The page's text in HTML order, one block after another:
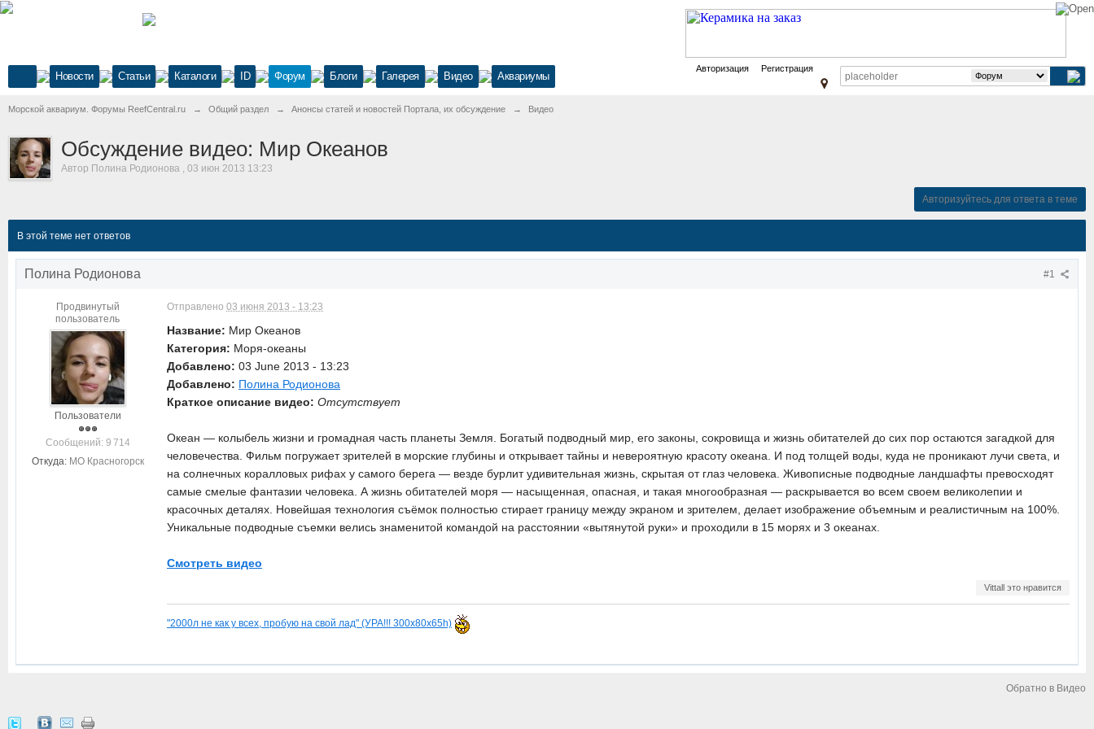
Новости Статьи Каталоги ID Форум Блоги Галерея Видео Аквариумы
Авторизация Регистрация
Морской аквариум. Форумы ReefCentral.ru → Общий раздел → Анонсы статей и новостей Портала, их обсуждение → Видео
Обсуждение видео: Мир Океанов
Автор Полина Родионова , 03 июн 2013 13:23
Авторизуйтесь для ответа в теме
В этой теме нет ответов
#1
Полина Родионова
Продвинутый
пользователь
Пользователи
Cообщений: 9 714
Откуда: МО Красногорск
Отправлено 03 июня 2013 - 13:23
Название: Мир Океанов
Категория: Моря-океаны
Добавлено: 03 June 2013 - 13:23
Добавлено: Полина Родионова
Краткое описание видео: Отсутствует
Океан — колыбель жизни и громадная часть планеты Земля. Богатый подводный мир, его законы, сокровища и жизнь обитателей до сих пор остаются загадкой для
человечества. Фильм погружает зрителей в морские глубины и открывает тайны и невероятную красоту океана. И под толщей воды, куда не проникают лучи света, и
на солнечных коралловых рифах у самого берега — везде бурлит удивительная жизнь, скрытая от глаз человека. Живописные подводные ландшафты превосходят
самые смелые фантазии человека. А жизнь обитателей моря — насыщенная, опасная, и такая многообразная — раскрывается во всем своем великолепии и
красочных деталях. Новейшая технология съёмок полностью стирает границу между экраном и зрителем, делает изображение объемным и реалистичным на 100%.
Уникальные подводные съемки велись знаменитой командой на расстоянии «вытянутой руки» и проходили в 15 морях и 3 океанах.
Смотреть видео
Vittall это нравится
"2000л не как у всех, пробую на свой лад" (УРА!!! 300х80х65h)
Обратно в Видео